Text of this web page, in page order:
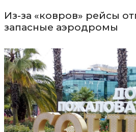
Из-за «ковров» рейсы
запасные аэродромы